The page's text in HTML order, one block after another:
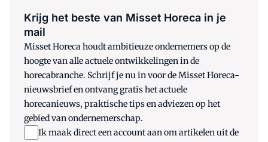
Krijg het beste van Misset Horeca in je
mail
Misset Horeca houdt ambitieuze ondernemers op de
hoogte van alle actuele ontwikkelingen in de
horecabranche. Schrijf je nu in voor de Misset Horeca-
nieuwsbrief en ontvang gratis het actuele
horecanieuws, praktische tips en adviezen op het
gebied van ondernemerschap.
Ik maak direct een account aan om artikelen uit de